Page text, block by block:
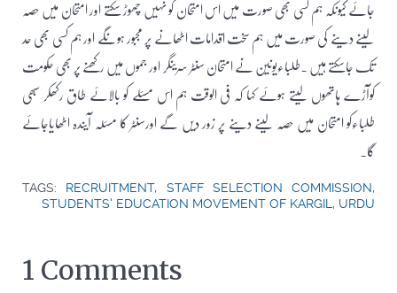
جائے کیونکہ ہم کسی بھی صورت میں اس امتحان کو نہیں چھوڑ سکتے اور امتحان میں حصہ
لینے دینے کی صورت میں ہم سخت اقدامات اٹھانے پر مجبور ہونگے اور ہم کسی بھی حد
تک جاسکتے ہیں ۔طلباءیونین نے امتحان سنٹر سرینگر اور جموں میں رکھنے پر بھی حکومت
کوآڑے ہاتھوں لیتے ہوئے کہا کہ فی الوقت ہم اس مسئلے کو بالائے طاق رکھکر سبھی
طلباءکو امتحان میں حصہ لینے دینے پر زور دیں گے اورسنٹر کا مسئلہ آیندہ اٹھایاجائے
گا۔
TAGS: RECRUITMENT, STAFF SELECTION COMMISSION,
STUDENTS' EDUCATION MOVEMENT OF KARGIL, URDU
1 Comments